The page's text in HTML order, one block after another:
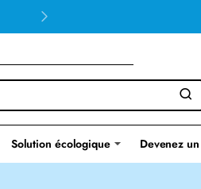
Solution écologique Devenez